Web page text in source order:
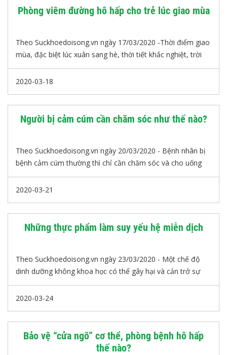
Phòng viêm đường hô hấp cho trẻ lúc giao mùa
Theo Suckhoedoisong.vn ngày 17/03/2020 -Thời điểm giao
mùa, đặc biệt lúc xuân sang hè, thời tiết khắc nghiệt, trời
trở nóng lạnh thất thường, độ ẩm trong không khí giảm
thấp là điều kiện lý tưởng cho các loại vi khuẩn gây bệnh hô
phòng và điều trị viêm đường hô hấp cho trẻ.
2020-03-18
Người bị cảm cúm cần chăm sóc như thế nào?
Theo Suckhoedoisong.vn ngày 20/03/2020 - Bệnh nhân bị
bệnh cảm cúm thường thì chỉ cần chăm sóc và cho uống
thuốc đầy đủ, đúng liều, đúng loại theo chỉ dẫn của bác sĩ
từ 3-5 ngày các triệu chứng sẽ thuyên giảm dần và khỏi
nắm rõ những nguyên tắc sau đây.
2020-03-21
Những thực phẩm làm suy yếu hệ miễn dịch
Theo Suckhoedoisong.vn ngày 23/03/2020 - Một chế độ
dinh dưỡng không khoa học có thể gây hại và cản trở sự
phục hồi của hệ miễn dịch.
2020-03-24
Bảo vệ “cửa ngõ” cơ thể, phòng bệnh hô hấp
thế nào?